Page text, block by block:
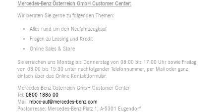
Mercedes-Benz Österreich GmbH Customer Center:
Wir beraten Sie gerne zu folgenden Themen:
Alles rund um den Neufahrzeugkauf
Fragen zu Leasing und Kredit
Online Sales & Store
Sie erreichen uns Montag bis Donnerstag von 08:00 bis 17:00 Uhr sowie Freitag
von 08:00 bis 15:30 unter nachfolgender Telefonnummer, per Mail oder ganz
einfach über das Online Kontaktformular.
Mercedes-Benz Österreich GmbH Customer Center
Tel: 0800 1886 00
Mail: mbcc-aut@mercedes-benz.com
Postadresse: Mercedes-Benz Platz 1, A-5301 Eugendorf